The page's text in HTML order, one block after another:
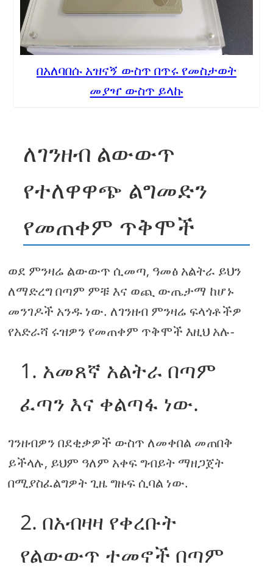
በአለባበሱ አዝናኝ ውስጥ በጥሩ የመስታወት
መያዣ ውስጥ ይላኩ
ለገንዘብ ልውውጥ
የተለዋዋጭ ልግመድን
የመጠቀም ጥቅሞች
ወደ ምንዛሬ ልውውጥ ሲመጣ, ዓመፅ አልትራ ይህን
ለማድረግ በጣም ምቹ እና ወጪ ውጤታማ ከሆኑ
መንገዶች አንዱ ነው. ለገንዘብ ምንዛሬ ፍላጎቶችዎ
የአድራሻ ሩዝዎን የመጠቀም ጥቅሞች እዚህ አሉ-
1. አመጸኛ አልትራ በጣም
ፈጣን እና ቀልጣፋ ነው.
ገንዘብዎን በደቂቃዎች ውስጥ ለመቀበል መጠበቅ
ይችላሉ, ይህም ዓለም አቀፍ ግብይት ማዘጋጀት
በሚያስፈልግዎት ጊዜ ግዙፍ ሲባል ነው.
2. በአብዛዛ የቀረቡት
የልውውጥ ተመኖች በጣም